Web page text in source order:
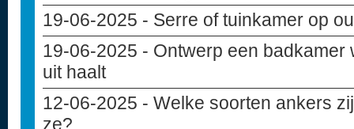
19-06-2025 - Serre of tuinkamer op
19-06-2025 - Ontwerp een badkamer
uit haalt
12-06-2025 - Welke soorten ankers
ze?